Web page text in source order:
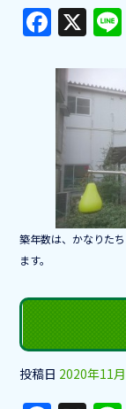
F
a
c
e
b
o
o
k
X
築年数は、かなりた
ます。
投稿日 2020年11